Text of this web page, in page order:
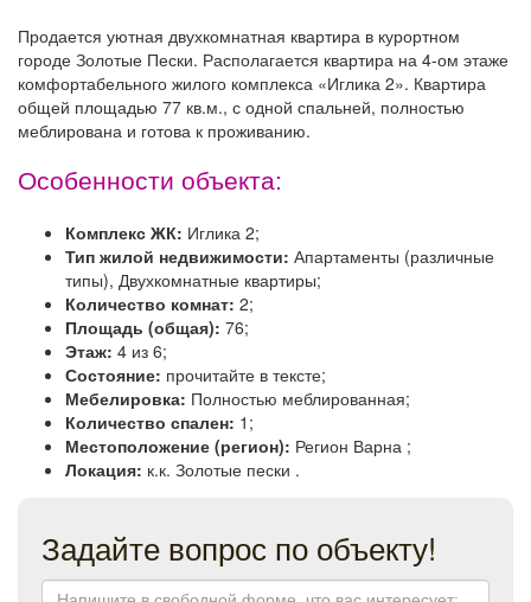
Продается уютная двухкомнатная квартира в курортном
городе Золотые Пески. Располагается квартира на 4-ом этаже
комфортабельного жилого комплекса «Иглика 2». Квартира
общей площадью 77 кв.м., с одной спальней, полностью
меблирована и готова к проживанию.
Особенности объекта:
Комплекс ЖК: Иглика 2;
Тип жилой недвижимости: Апартаменты (различные
типы), Двухкомнатные квартиры;
Количество комнат: 2;
Площадь (общая): 76;
Этаж: 4 из 6;
Состояние: прочитайте в тексте;
Мебелировка: Полностью меблированная;
Количество спален: 1;
Местоположение (регион): Регион Варна ;
Локация: к.к. Золотые пески .
Задайте вопрос по объекту!